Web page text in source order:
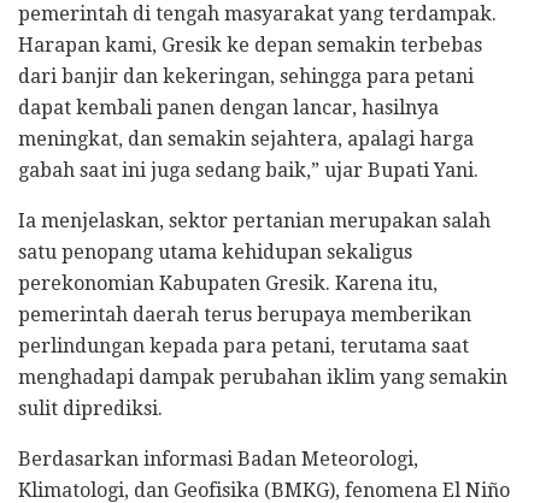
pemerintah di tengah masyarakat yang terdampak.
Harapan kami, Gresik ke depan semakin terbebas
dari banjir dan kekeringan, sehingga para petani
dapat kembali panen dengan lancar, hasilnya
meningkat, dan semakin sejahtera, apalagi harga
gabah saat ini juga sedang baik,” ujar Bupati Yani.
Ia menjelaskan, sektor pertanian merupakan salah
satu penopang utama kehidupan sekaligus
perekonomian Kabupaten Gresik. Karena itu,
pemerintah daerah terus berupaya memberikan
perlindungan kepada para petani, terutama saat
menghadapi dampak perubahan iklim yang semakin
sulit diprediksi.
Berdasarkan informasi Badan Meteorologi,
Klimatologi, dan Geofisika (BMKG), fenomena El Niño